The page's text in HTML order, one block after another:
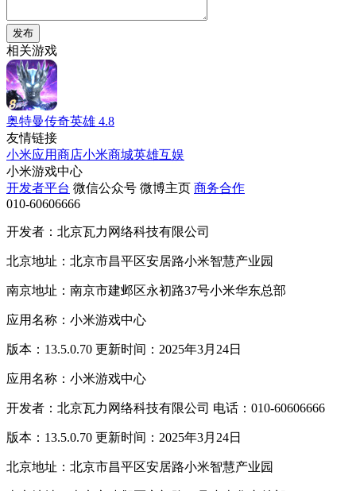
发布
相关游戏
奥特曼传奇英雄 4.8
友情链接
小米应用商店小米商城英雄互娱
小米游戏中心
开发者平台 微信公众号 微博主页 商务合作
010-60606666
开发者：北京瓦力网络科技有限公司
北京地址：北京市昌平区安居路小米智慧产业园
南京地址：南京市建邺区永初路37号小米华东总部
应用名称：小米游戏中心
版本：13.5.0.70 更新时间：2025年3月24日
应用名称：小米游戏中心
开发者：北京瓦力网络科技有限公司 电话：010-60606666
版本：13.5.0.70 更新时间：2025年3月24日
北京地址：北京市昌平区安居路小米智慧产业园